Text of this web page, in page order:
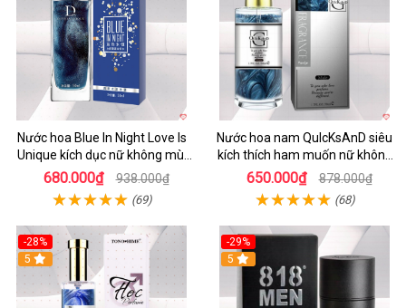
Nước hoa Blue In Night Love Is
Unique kích dục nữ không mùi
đỉnh cao
680.000₫ 938.000₫
(69)
Nước hoa nam QuIcKsAnD siêu
kích thích ham muốn nữ không
mùi
650.000₫ 878.000₫
(68)
-28%
5
-29%
5